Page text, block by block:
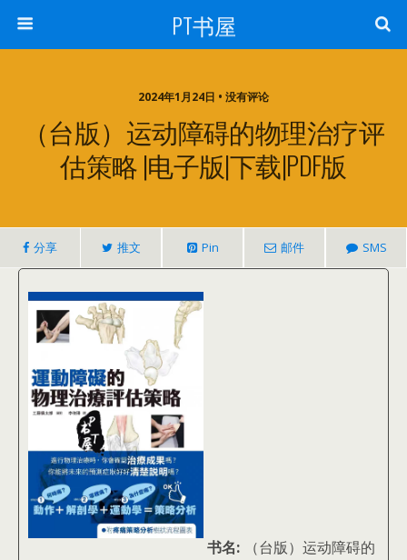
PT书屋
2024年1月24日 • 没有评论
（台版）运动障碍的物理治疗评
估策略 |电子版|下载|PDF版
分享 推文 Pin 邮件 SMS
书名:
（台版）运动障碍的